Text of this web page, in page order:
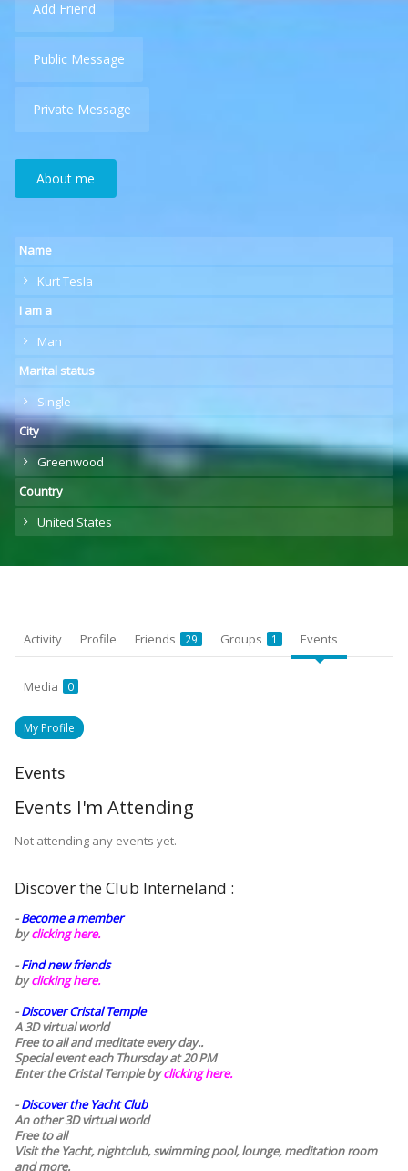
Add Friend
Public Message
Private Message
About me
Name
Kurt Tesla
I am a
Man
Marital status
Single
City
Greenwood
Country
United States
Activity Profile Friends 29 Groups 1 Events
Media 0
My Profile
Events
Events I'm Attending
Not attending any events yet.
Discover the Club Interneland :
-Become a member
byclicking here.
-Find new friends
byclicking here.
-Discover Cristal Temple
A 3D virtual world
Free to all and meditate every day..
Special event each Thursday at 20 PM
Enter the Cristal Temple byclicking here.
-Discover the Yacht Club
An other 3D virtual world
Free to all
Visit the Yacht, nightclub, swimming pool, lounge, meditation room
and more.